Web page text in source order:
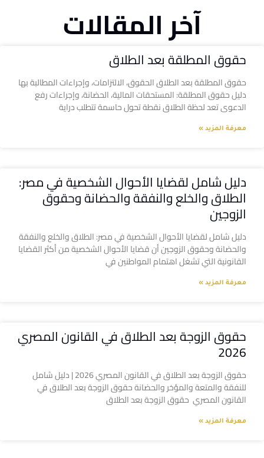
آخر المقالات
حقوق المطلقة بعد الطلاق
حقوق المطلقة بعد الطلاق الحقوق، الالتزامات، وإجراءات المطالبة بها
دليل حقوق المطلقة: المستحقات المالية، الحضانة، وإجراءات رفع
الدعوى تعد لحظة الطلاق نقطة تحول حاسمة تتطلب دراية
معرفة المزيد »
دليل شامل لقضايا الأحوال الشخصية في مصر:
الطلاق والخلع والنفقة والحضانة وحقوق
الزوجين
دليل شامل لقضايا الأحوال الشخصية في مصر: الطلاق والخلع والنفقة
والحضانة وحقوق الزوجين أن قضايا الأحوال الشخصية من أكثر القضايا
القانونية التي تشغل اهتمام المواطنين في
معرفة المزيد »
حقوق الزوجة بعد الطلاق في القانون المصري
2026
حقوق الزوجة بعد الطلاق في القانون المصري 2026 | دليل شامل
للنفقة والمتعة والمؤخر والحضانة حقوق الزوجة بعد الطلاق في
القانون المصري حقوق الزوجة بعد الطلاق
معرفة المزيد »